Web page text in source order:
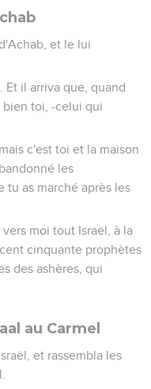
et le lui
Et il arriva que, quand
bien toi, -celui qui
c'est toi et la maison
les
tu as marché après les
moi tout Israël, à la
cinquante prophètes
des ashères, qui
au Carmel
et rassembla les